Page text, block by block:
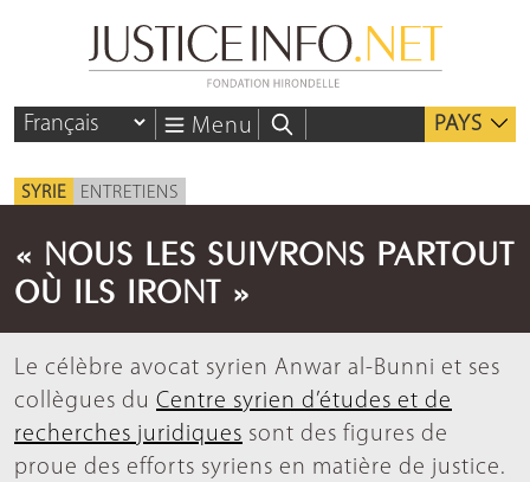
Menu PAYS
SYRIE ENTRETIENS
« NOUS LES SUIVRONS PARTOUT
OÙ ILS IRONT »
Le célèbre avocat syrien Anwar al-Bunni et ses
collègues du Centre syrien d’études et de
recherches juridiques sont des figures de
proue des efforts syriens en matière de justice.